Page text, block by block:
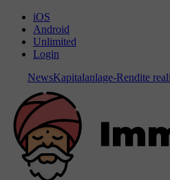
iOS
Android
Unlimited
Login
NewsKapitalanlage-Rendite